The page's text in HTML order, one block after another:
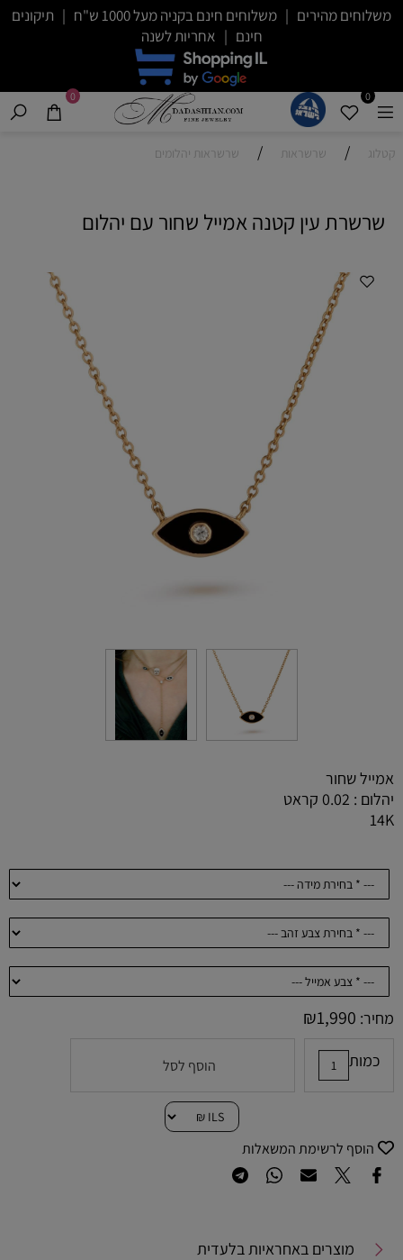
משלוחים מהירים | משלוחים חינם בקניה מעל 1000 ש"ח | תיקונים
חינם | אחריות לשנה
0
0
קטלוג / שרשראות / שרשראות יהלומים
שרשרת עין קטנה אמייל שחור עם יהלום
אמייל שחור
יהלום : 0.02 קראט
14K
מחיר: ₪1,990
כמות הוסף לסל
הוסף לרשימת המשאלות
מוצרים באחראיות בלעדית